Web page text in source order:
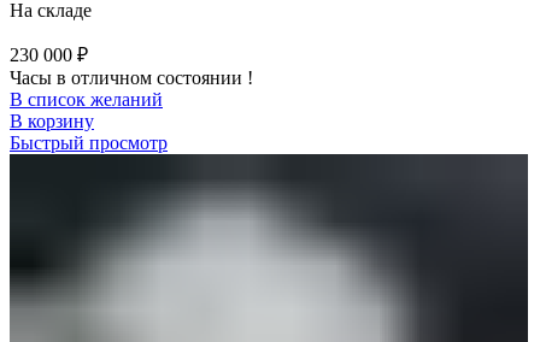
На складе
230 000 ₽
Часы в отличном состоянии !
В список желаний
В корзину
Быстрый просмотр